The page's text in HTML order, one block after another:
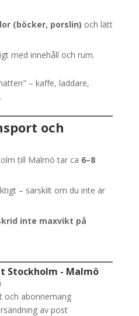
(böcker, porslin) och lätt
med innehåll och rum.
– kaffe, laddare,
och
till Malmö tar ca 6–8
– särskilt om du inte är
inte maxvikt på
Stockholm - Malmö
och abonnemang
av post